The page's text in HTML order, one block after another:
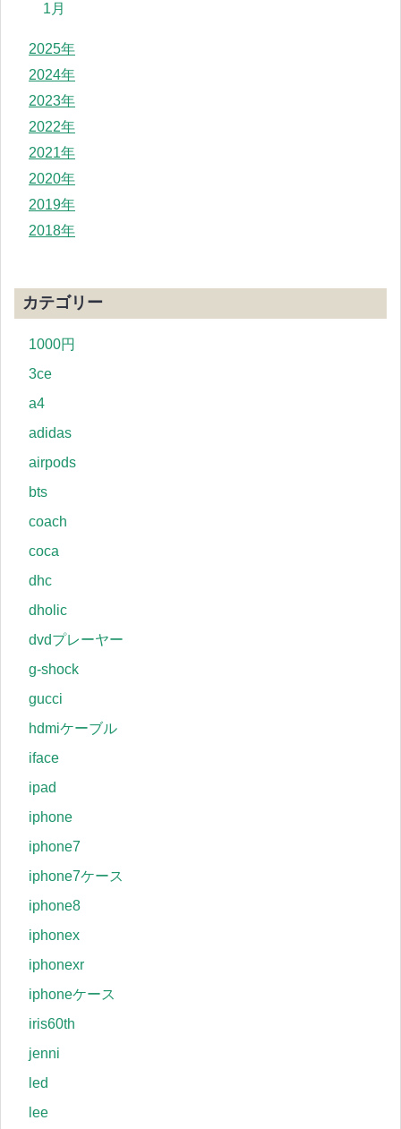
1月
2025年
2024年
2023年
2022年
2021年
2020年
2019年
2018年
カテゴリー
1000円
3ce
a4
adidas
airpods
bts
coach
coca
dhc
dholic
dvdプレーヤー
g-shock
gucci
hdmiケーブル
iface
ipad
iphone
iphone7
iphone7ケース
iphone8
iphonex
iphonexr
iphoneケース
iris60th
jenni
led
lee